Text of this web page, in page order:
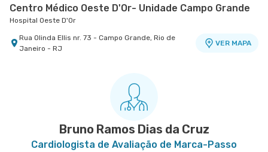
Centro Médico Oeste D'Or- Unidade Campo Grande
Hospital Oeste D'Or
Rua Olinda Ellis nr. 73 - Campo Grande, Rio de
Janeiro - RJ
VER MAPA
Bruno Ramos Dias da Cruz
Cardiologista de Avaliação de Marca-Passo